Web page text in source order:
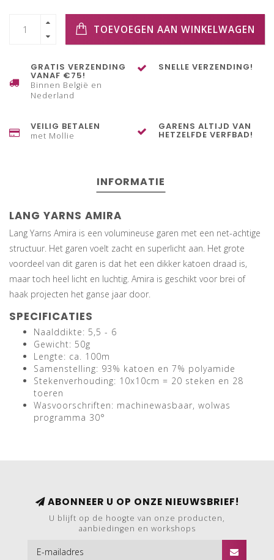
TOEVOEGEN AAN WINKELWAGEN
GRATIS VERZENDING
VANAF €75!
Binnen België en
Nederland
SNELLE VERZENDING!
VEILIG BETALEN
met Mollie
GARENS ALTIJD VAN
HETZELFDE VERFBAD!
INFORMATIE
LANG YARNS AMIRA
Lang Yarns Amira is een volumineuse garen met een net-achtige
structuur. Het garen voelt zacht en superlicht aan. Het grote
voordeel van dit garen is dat het een dikker katoen draad is,
maar toch heel licht en luchtig. Amira is geschikt voor brei of
haak projecten het ganse jaar door.
SPECIFICATIES
Naalddikte: 5,5 - 6
Gewicht: 50g
Lengte: ca. 100m
Samenstelling: 93% katoen en 7% polyamide
Stekenverhouding: 10x10cm = 20 steken en 28
toeren
Wasvoorschriften: machinewasbaar, wolwas
programma 30°
ABONNEER U OP ONZE NIEUWSBRIEF!
U blijft op de hoogte van onze producten,
aanbiedingen en workshops